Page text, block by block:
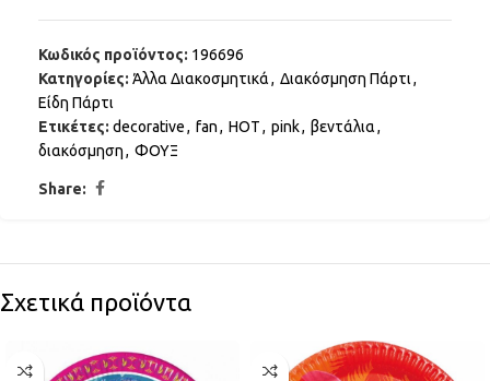
Κωδικός προϊόντος: 196696
Κατηγορίες: Άλλα Διακοσμητικά, Διακόσμηση Πάρτι,
Είδη Πάρτι
Ετικέτες: decorative, fan, HOT, pink, βεντάλια,
διακόσμηση, ΦΟΥΞ
Share:
Σχετικά προϊόντα